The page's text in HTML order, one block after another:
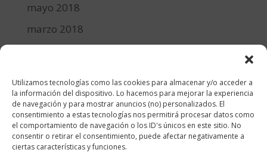
Utilizamos tecnologías como las cookies para almacenar y/o acceder a
la información del dispositivo. Lo hacemos para mejorar la experiencia
de navegación y para mostrar anuncios (no) personalizados. El
consentimiento a estas tecnologías nos permitirá procesar datos como
el comportamiento de navegación o los ID's únicos en este sitio. No
consentir o retirar el consentimiento, puede afectar negativamente a
ciertas características y funciones.
mayo 2018
marzo 2018
diciembre 2017
Categorías
cocina y recetas